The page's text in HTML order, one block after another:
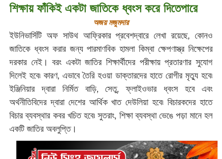
শিক্ষায় ফাঁকিই একটা জাতিকে ধ্বংস করে দিতেপারে
অজয় মজুমদার
ইউনিভার্সিটি অফ সাউথ আফ্রিকার প্রবেশদ্বারে লেখা রয়েছে, কোনও
জাতিকে ধ্বংস করার জন্য পারমাণবিক হামলা কিম্বা ক্ষেপণাস্ত্র নিক্ষেপের
দরকার নেই। বরং একটা জাতির শিক্ষার্থীদের পরীক্ষায় প্রতারণার সুযোগ
দিলেই হবে৷ কারণ, এভাবে তৈরি হওয়া ডাক্তারদের হাতে রোগীর মৃত্যু হবে৷
ইঞ্জিনিয়ার দ্বারা নির্মিত বাড়ি, সেতু, ফ্লাইওভার ধ্বংস হবে এবং
অর্থনীতিবিদের দ্বারা দেশের আর্থিক খাত দেউলিয়া হবে৷ বিচারকদের হাতে
বিচার ব্যবস্থার কবর খচিত হবে৷ সুতরাং, শিক্ষা ব্যবস্থা ভেঙে পড়া মানে হল
একটি জাতির অবলুপ্তি।